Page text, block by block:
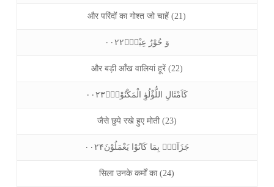
और परिंदों का गोश्त जो चाहें (21)
وَ حُوْرٌ عِيْنٌۙ۰۰۲۲
और बड़ी आँख वालियां हूरें (22)
كَاَمْثَالِ اللُّؤْلُؤِ الْمَكْنُوْنِۚ۰۰۲۳
जैसे छुपे रखे हुए मोती (23)
جَزَآءًۢ بِمَا كَانُوْا يَعْمَلُوْنَ۰۰۲۴
सिला उनके कर्मों का (24)